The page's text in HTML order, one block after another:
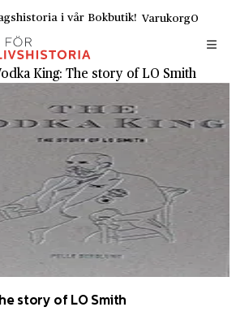
i vår Bokbutik! Varukorg0
King: The story of LO Smith
story of LO Smith